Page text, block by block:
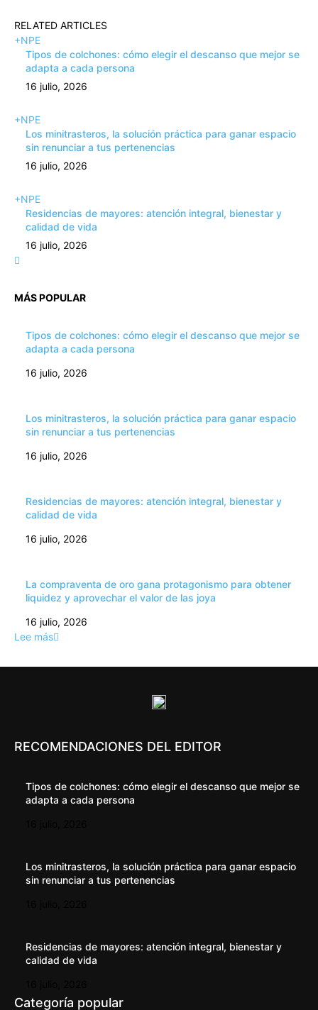
RELATED ARTICLES
+NPE
Tipos de colchones: cómo elegir el descanso que mejor se
adapta a cada persona
16 julio, 2026
+NPE
Los minitrasteros, la solución práctica para ganar espacio
sin renunciar a tus pertenencias
16 julio, 2026
+NPE
Residencias de mayores: atención integral, bienestar y
calidad de vida
16 julio, 2026
MÁS POPULAR
Tipos de colchones: cómo elegir el descanso que mejor se
adapta a cada persona
16 julio, 2026
Los minitrasteros, la solución práctica para ganar espacio
sin renunciar a tus pertenencias
16 julio, 2026
Residencias de mayores: atención integral, bienestar y
calidad de vida
16 julio, 2026
La compraventa de oro gana protagonismo para obtener
liquidez y aprovechar el valor de las joya
16 julio, 2026
Lee más
RECOMENDACIONES DEL EDITOR
Tipos de colchones: cómo elegir el descanso que mejor se
adapta a cada persona
Los minitrasteros, la solución práctica para ganar espacio
sin renunciar a tus pertenencias
Residencias de mayores: atención integral, bienestar y
calidad de vida
Categoría popular